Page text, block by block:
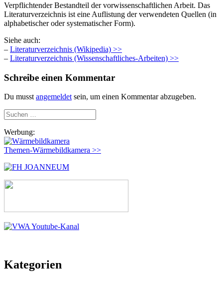
Verpflichtender Bestandteil der vorwissenschaftlichen Arbeit. Das
Literaturverzeichnis ist eine Auflistung der verwendeten Quellen (in
alphabetischer oder systematischer Form).
Siehe auch:
– Literaturverzeichnis (Wikipedia) >>
– Literaturverzeichnis (Wissenschaftliches-Arbeiten) >>
Schreibe einen Kommentar
Du musst angemeldet sein, um einen Kommentar abzugeben.
Suchen
nach:
Werbung:
Themen-Wärmebildkamera >>
Kategorien